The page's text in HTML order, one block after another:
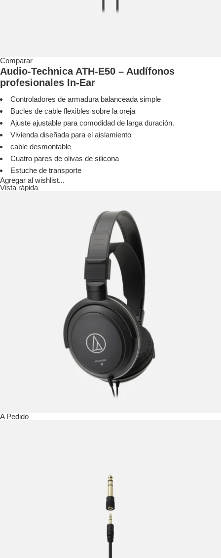
Comparar
Audio-Technica ATH-E50 – Audífonos
profesionales In-Ear
Controladores de armadura balanceada simple
Bucles de cable flexibles sobre la oreja
Ajuste ajustable para comodidad de larga duración.
Vivienda diseñada para el aislamiento
cable desmontable
Cuatro pares de olivas de silicona
Estuche de transporte
Agregar al wishlist...
Vista rápida
A Pedido